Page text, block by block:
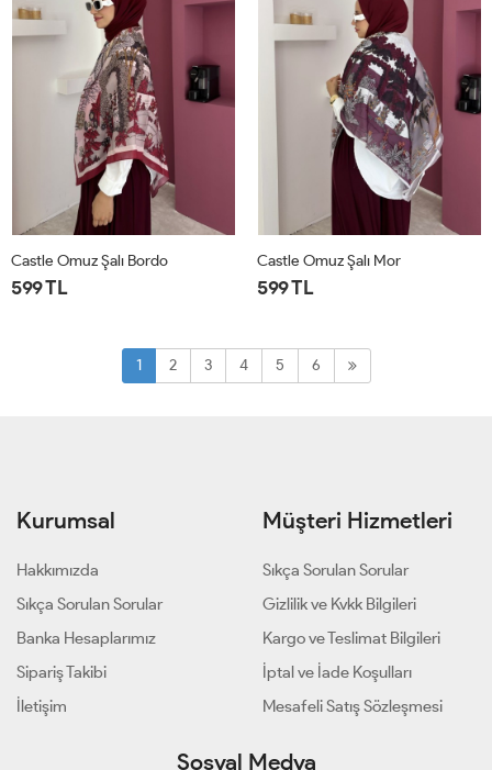
Castle Omuz Şalı Bordo
599 TL
Castle Omuz Şalı Mor
599 TL
1 2 3 4 5 6
Kurumsal
Hakkımızda
Sıkça Sorulan Sorular
Banka Hesaplarımız
Sipariş Takibi
İletişim
Müşteri Hizmetleri
Sıkça Sorulan Sorular
Gizlilik ve Kvkk Bilgileri
Kargo ve Teslimat Bilgileri
İptal ve İade Koşulları
Mesafeli Satış Sözleşmesi
Sosyal Medya